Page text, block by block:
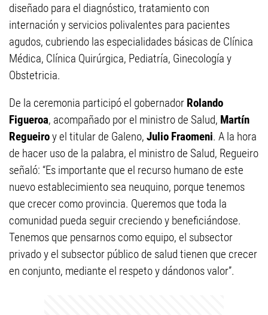
diseñado para el diagnóstico, tratamiento con
internación y servicios polivalentes para pacientes
agudos, cubriendo las especialidades básicas de Clínica
Médica, Clínica Quirúrgica, Pediatría, Ginecología y
Obstetricia.
De la ceremonia participó el gobernador Rolando
Figueroa, acompañado por el ministro de Salud, Martín
Regueiroy el titular de Galeno, Julio Fraomeni. A la hora
de hacer uso de la palabra, el ministro de Salud, Regueiro
señaló: “Es importante que el recurso humano de este
nuevo establecimiento sea neuquino, porque tenemos
que crecer como provincia. Queremos que toda la
comunidad pueda seguir creciendo y beneficiándose.
Tenemos que pensarnos como equipo, el subsector
privado y el subsector público de salud tienen que crecer
en conjunto, mediante el respeto y dándonos valor”.